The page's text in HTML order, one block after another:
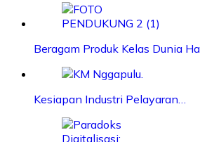
Beragam Produk Kelas Dunia
Kesiapan Industri Pelayaran…